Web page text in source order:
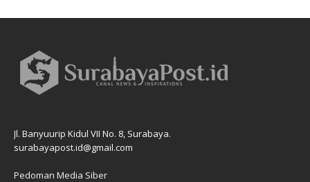
Jl. Banyuurip Kidul VII No. 8, Surabaya.
surabayapost.id@gmail.com
Pedoman Media Siber